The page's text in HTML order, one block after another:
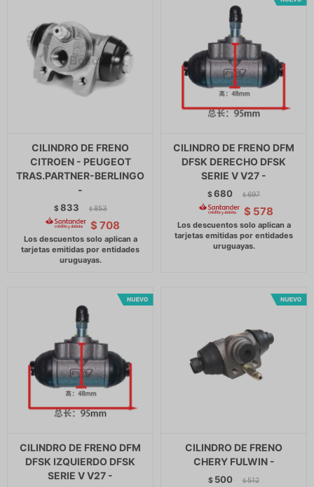
CILINDRO DE FRENO
CITROEN - PEUGEOT
TRAS.PARTNER-BERLINGO
-
$833 $ 853
$ 708
CILINDRO DE FRENO DFM
DFSK DERECHO DFSK
SERIE V V27 -
$680 $ 697
$ 578
CILINDRO DE FRENO DFM
DFSK IZQUIERDO DFSK
SERIE V V27 -
CILINDRO DE FRENO
CHERY FULWIN -
$ 500 $ 512